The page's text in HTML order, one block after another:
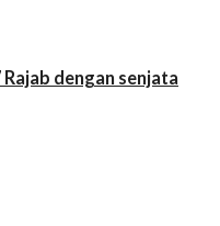
dengan senjata